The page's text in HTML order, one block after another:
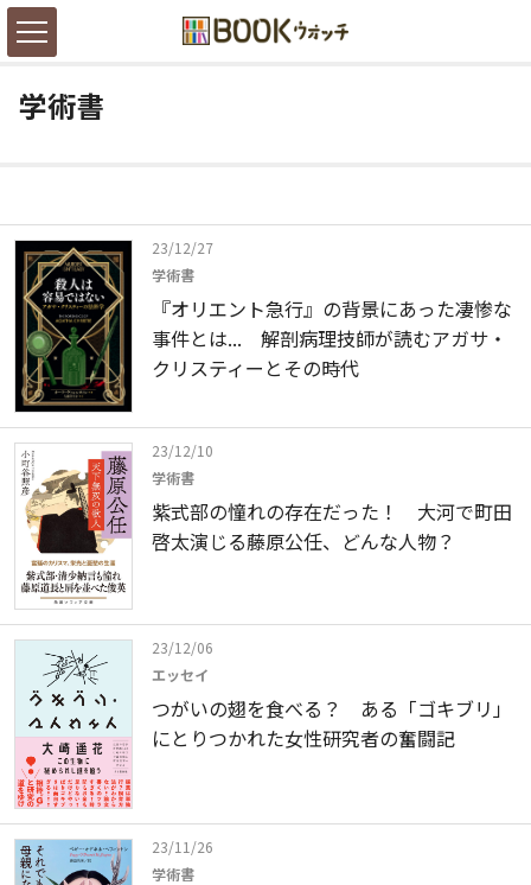
学術書
23/12/27
学術書
『オリエント急行』の背景にあった凄惨な
事件とは... 解剖病理技師が読むアガサ・
クリスティーとその時代
23/12/10
学術書
紫式部の憧れの存在だった！ 大河で町田
啓太演じる藤原公任、どんな人物？
23/12/06
エッセイ
つがいの翅を食べる？ ある「ゴキブリ」
にとりつかれた女性研究者の奮闘記
23/11/26
学術書